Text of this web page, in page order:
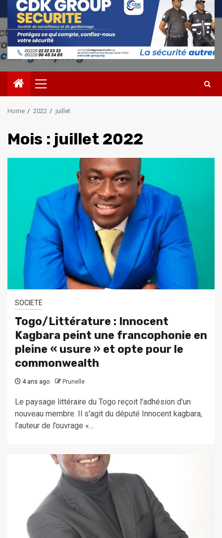
Primary
Menu
Home 2022 juillet
Mois : juillet 2022
SOCIETE
Togo/Littérature : Innocent
Kagbara peint une francophonie en
pleine « usure » et opte pour le
commonwealth
4 ans ago Prunelle
Le paysage littéraire du Togo reçoit l'adhésion d'un
nouveau membre. Il s'agit du député Innocent kagbara,
l’auteur de l’ouvrage «...